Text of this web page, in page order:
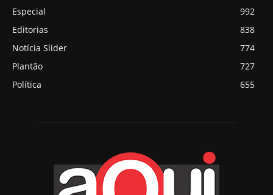
Especial
992
Editorias
838
Notícia Slider
774
Plantão
727
Política
655